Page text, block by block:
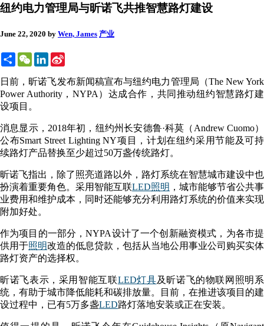
纽约电力管理局与昕诺飞共推智慧路灯建设
June 22, 2020 by Wen, James 产业
ShareWeChatLinkedIn
日前，昕诺飞发布新闻稿宣布与纽约电力管理局（The New York
Power Authority，NYPA）达成合作，共同推动纽约智慧路灯建
设项目。
消息显示，2018年初，纽约州长安德鲁·科莫（Andrew Cuomo）
公布Smart Street Lighting NY项目，计划在纽约采用节能及可持
续路灯产品替换至少超过50万盏传统路灯。
昕诺飞指出，除了照亮道路以外，路灯系统在智慧城市建设中也
扮演着重要角色。采用智能互联LED照明 ，城市能够节省公共事
业费用和维护成本，同时还能够充分利用路灯系统的价值来实现
附加好处。
作为项目的一部分，NYPA设计了一个创新融资模式，为各市提
供用于照明改造的低息贷款，包括从当地公用事业公司购买实体
路灯资产的选择权。
昕诺飞表示，采用智能互联LED灯具及昕诺飞的物联网照明系
统，有助于城市降低能耗和碳排放量。目前，在推进该项目的建
设过程中，已有5万多盏LED路灯落地安装或正在安装。